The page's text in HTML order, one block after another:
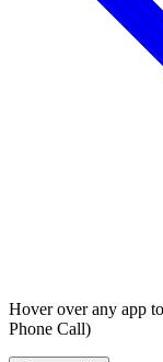
Hover over any app
Phone Call)